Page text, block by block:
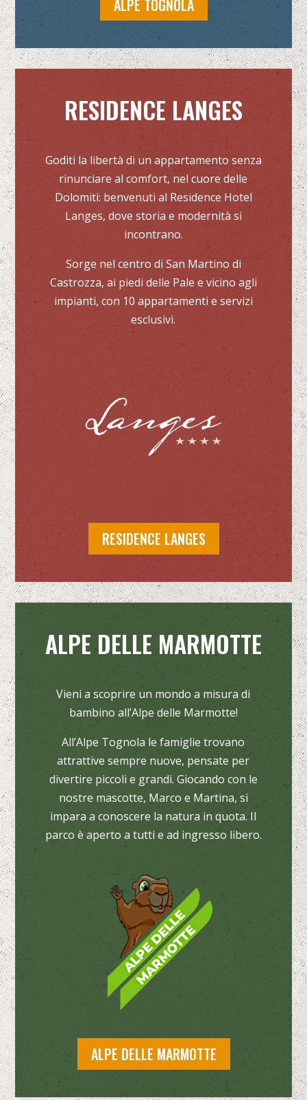
ALPE TOGNOLA
RESIDENCE LANGES
Goditi la libertà di un appartamento senza
rinunciare al comfort, nel cuore delle
Dolomiti: benvenuti al Residence Hotel
Langes, dove storia e modernità si
incontrano.
Sorge nel centro di San Martino di
Castrozza, ai piedi delle Pale e vicino agli
impianti, con 10 appartamenti e servizi
esclusivi.
RESIDENCE LANGES
ALPE DELLE MARMOTTE
Vieni a scoprire un mondo a misura di
bambino all’Alpe delle Marmotte!
All’Alpe Tognola le famiglie trovano
attrattive sempre nuove, pensate per
divertire piccoli e grandi. Giocando con le
nostre mascotte, Marco e Martina, si
impara a conoscere la natura in quota. Il
parco è aperto a tutti e ad ingresso libero.
ALPE DELLE MARMOTTE